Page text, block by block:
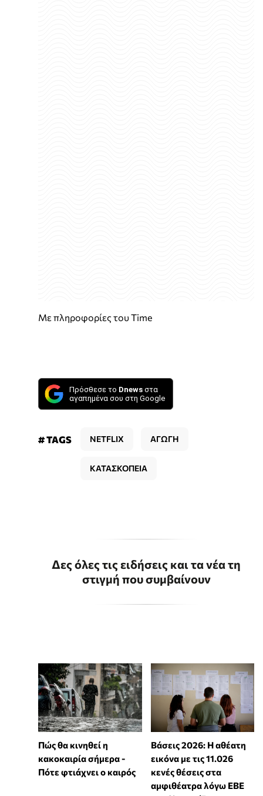
Με πληροφορίες του Time
Πρόσθεσε το Dnews στα
αγαπημένα σου στη Google
# TAGS NETFLIX ΑΓΩΓΗ
ΚΑΤΑΣΚΟΠΕΙΑ
Δες όλες τις ειδήσεις και τα νέα τη
στιγμή που συμβαίνουν
Πώς θα κινηθεί η
κακοκαιρία σήμερα -
Πότε φτιάχνει ο καιρός
Βάσεις 2026: Η αθέατη
εικόνα με τις 11.026
κενές θέσεις στα
αμφιθέατρα λόγω ΕΒΕ